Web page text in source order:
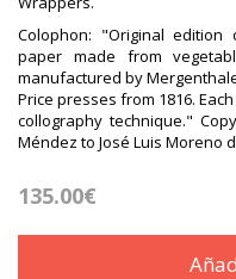
Colophon: "Original
paper made from
manufactured by
Price presses from 1816.
collography technique."
Méndez to José Luis Moreno
135.00€